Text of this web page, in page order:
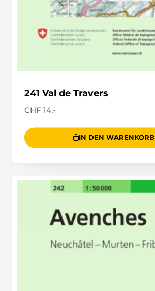
241 Val de Travers
CHF 14.-
IN DEN WARENKORB